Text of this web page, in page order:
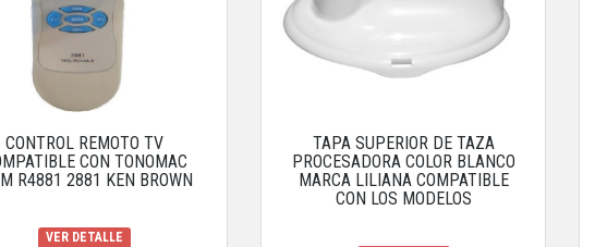
CONTROL REMOTO TV
CON TONOMAC
R4881 2881 KEN BROWN
VER DETALLE
TAPA SUPERIOR DE TAZA
PROCESADORA COLOR BLANCO
MARCA LILIANA COMPATIBLE
CON LOS MODELOS